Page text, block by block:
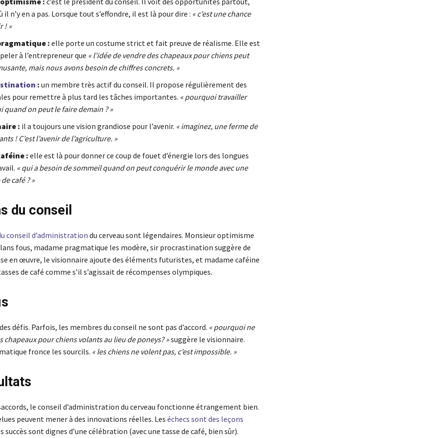
il n’y en a pas. Lorsque tout s’effondre, il est là pour dire : « c’est une chance
! »
:elle porte un costume strict et fait preuve de réalisme. Elle est
à l’entrepreneur que « l’idée de vendre des chapeaux pour chiens peut
mais nous avons besoin de chiffres concrets. »
: un membre très actif du conseil. Il propose régulièrement des
pour remettre à plus tard les tâches importantes. « pourquoi travailler
quand on peut le faire demain ? »
: il a toujours une vision grandiose pour l’avenir. « imaginez, une ferme de
! C’est l’avenir de l’agriculture. »
: elle est là pour donner ce coup de fouet d’énergie lors des longues
« qui a besoin de sommeil quand on peut conquérir le monde avec une
café ? »
du conseil
conseil d’administration du cerveau sont légendaires. Monsieur optimisme
fous, madame pragmatique les modère, sir procrastination suggère de
en œuvre, le visionnaire ajoute des éléments futuristes, et madame caféine
de café comme s’il s’agissait de récompenses olympiques.
défis. Parfois, les membres du conseil ne sont pas d’accord. « pourquoi ne
chapeaux pour chiens volants au lieu de poneys? »suggère le visionnaire.
fronce les sourcils. « les chiens ne volent pas, c’est impossible. »
le conseil d’administration du cerveau fonctionne étrangement bien.
peuvent mener à des innovations réelles. Les échecs sont des leçons
succès sont dignes d’une célébration (avec une tasse de café, bien sûr).